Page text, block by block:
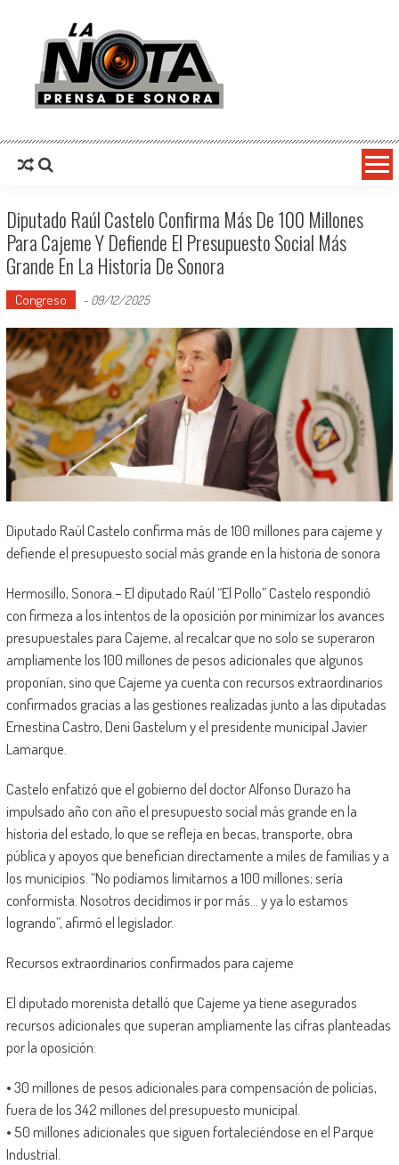
La Nota Prensa De Sonora
Diputado Raúl Castelo Confirma Más De 100 Millones
Para Cajeme Y Defiende El Presupuesto Social Más
Grande En La Historia De Sonora
Congreso - 09/12/2025
Diputado Raúl Castelo confirma más de 100 millones para cajeme y
defiende el presupuesto social más grande en la historia de sonora
Hermosillo, Sonora.– El diputado Raúl “El Pollo” Castelo respondió
con firmeza a los intentos de la oposición por minimizar los avances
presupuestales para Cajeme, al recalcar que no solo se superaron
ampliamente los 100 millones de pesos adicionales que algunos
proponían, sino que Cajeme ya cuenta con recursos extraordinarios
confirmados gracias a las gestiones realizadas junto a las diputadas
Ernestina Castro, Deni Gastelum y el presidente municipal Javier
Lamarque.
Castelo enfatizó que el gobierno del doctor Alfonso Durazo ha
impulsado año con año el presupuesto social más grande en la
historia del estado, lo que se refleja en becas, transporte, obra
pública y apoyos que benefician directamente a miles de familias y a
los municipios. “No podíamos limitarnos a 100 millones; sería
conformista. Nosotros decidimos ir por más… y ya lo estamos
logrando”, afirmó el legislador.
Recursos extraordinarios confirmados para cajeme
El diputado morenista detalló que Cajeme ya tiene asegurados
recursos adicionales que superan ampliamente las cifras planteadas
por la oposición:
• 30 millones de pesos adicionales para compensación de policías,
fuera de los 342 millones del presupuesto municipal.
• 50 millones adicionales que siguen fortaleciéndose en el Parque
Industrial.